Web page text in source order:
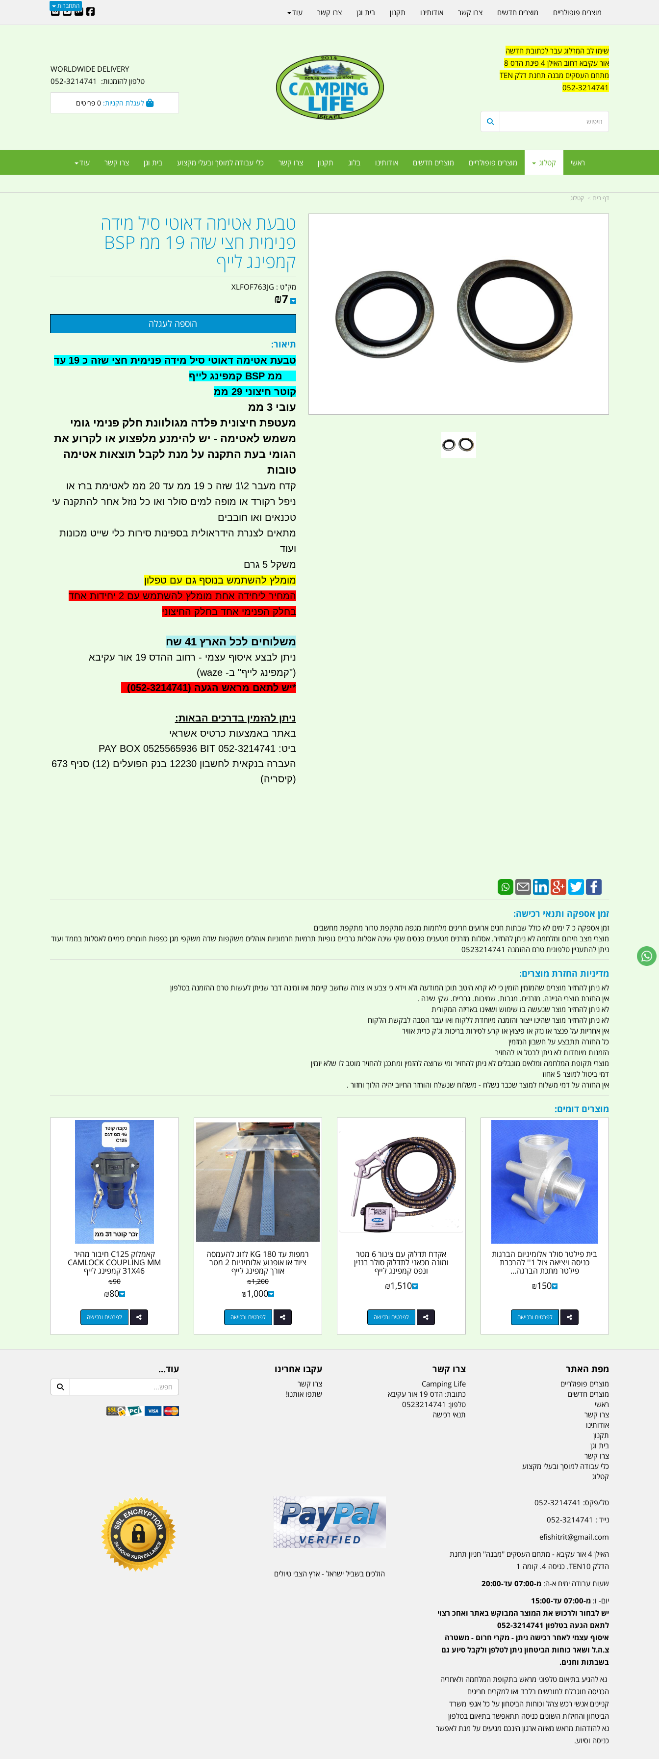
התחברות
שימו לב המרלוג עבר לכתובת חדשה
אור עקיבא רחוב האילן 4 פינת הדס 8
מתחם העסקים מבנה תחנת דלק TEN
052-3214741
WORLDWIDE DELIVERY
טלפון להזמנות: 052-3214741
0
ראשי קטלוג מוצרים פופולריים מוצרים חדשים אודותינו בלוג תקנון צרו קשר כלי עבודה למוסך ובעלי מקצוע בית וגן צרו קשר עוד
מוצרים פופולריים מוצרים חדשים צרו קשר אודותינו תקנון בית וגן צרו קשר עוד
דף בית קטלוג
טבעת אטימה דאוטי סיל מידה
פנימית חצי שזה 19 ממ BSP
קמפינג לייף
מק"ט : XLFOF763JG
₪7
תיאור:
טבעת אטימה דאוטי סיל מידה פנימית חצי שזה כ 19 עד
ף
קוטר חיצוני 29 ממ
עובי 3 ממ
מעטפת חיצונית פלדה מגולוונת חלק פנימי גומי
משמש לאטימה - יש להימנע מלפצוע או לקרוע את
הגומי בעת התקנה על מנת לקבל תוצאות אטימה
טובות
קדח מעבר 2\1 שזה כ 19 ממ עד 20 ממ לאטימת ברז או
ניפל רקורד או מופה למים סולר ואו כל נוזל אחר להתקנה עי
טכנאים ואו חובבים
מתאים לצנרת הידראולית בספינות סירות כלי שייט מכונות
ועוד
משקל 5 גרם
מומלץ להשתמש בנוסף גם עם טפלון
המחיר ליחידה אחת מומלץ להשתמש עם 2 יחידות אחד
בחלק הפנימי אחד בחלק החיצוני
משלוחים לכל הארץ 41 שח
ניתן לבצע איסוף עצמי - רחוב ההדס 19 אור עקיבא
("קמפינג לייף" ב- waze)
*יש לתאם מראש הגעה (052-3214741)
ניתן להזמין בדרכים הבאות:
באתר באמצעות כרטיס אשראי
ביט: 052-3214741 PAY BOX 0525565936 BIT
העברה בנקאית לחשבון 12230 בנק הפועלים (12) סניף 673
(קיסריה)
זמן אספקה ותנאי רכישה:
זמן אספקה כ 7 ימים לא כולל שבתות חגים ארועים חריגים מלחמות מגפה מתקפת טרור מתקפת מחשבים
מוצרי מצב חירום ומלחמה לא ניתן להחזיר. אסלות מזרנים מטענים פנסים שקי שינה אסלות גרביים גופיות תרמיות חרמוניות אוהלים משקפות שדה משקפי מגן כפפות חומרים כימיים לאסלות בממד ועוד
ניתן להתעניין טלפונית טרם ההזמנה 0523214741
מדיניות החזרת מוצרים:
לא ניתן להחזיר מוצרים שהמזמין הזמין כי לא קרא היטב תוכן המודעה ולא וידא כי צבע או צורה שחשב קיימת ואו זמינה דבר שניתן לעשות טרם ההזמנה בטלפון
אין החזרת מוצרי הגיינה. מזרנים. מגבות. שמיכות. גרביים. שקי שינה .
לא ניתן להחזיר מוצר שנעשה בו שימוש ושאינו באריזה המקורית
לא ניתן להחזיר מוצר שהינו ייצור והזמנה מיוחדת ללקוח ואו עבר הסבה לבקשת הלקוח
אין אחריות על פנצר או נזק או פיצוץ או קרע לסירות בריכות וג'ק כרית אוויר
כל החזרה תתבצע על חשבון המזמין
הזמנות מיוחדות לא ניתן לבטל או להחזיר
מוצרי תקופת המלחמה ומלאים מוגבלים לא ניתן להחזיר ומי שרוצה להזמין ומתכנן להחזיר מוטב לו שלא יזמין
דמי ביטול למוצר 5 אחוז
אין החזרה על דמי משלוח למוצר שכבר נשלח - משלוח שנשלח והוחזר החיוב יהיה הלוך וחזור .
מוצרים דומים:
בית פילטר סולר אלומיניום הברגות
כניסה ויציאה צול 1'' להרכבת
פילטר מתכת הברגה...
₪150
לפרטים ורכישה
אקדח תדלוק עם צינור 6 מטר
ומונה מכאני לתדלוק סולר בנזין
ונפט קמפינג לייף
₪1,510
לפרטים ורכישה
רמפות עד 180 KG לזוג להעמסה
ציוד או אופנוע אלומיניום 2 מטר
אורך קמפינג לייף
₪1,200
₪1,000
לפרטים ורכישה
קאמלוק C125 חיבור מהיר
CAMLOCK COUPLING MM
31X46 קמפינג לייף
₪90
₪80
לפרטים ורכישה
מפת האתר
מוצרים פופולריים
מוצרים חדשים
ראשי
צרו קשר
אודותינו
תקנון
בית וגן
צרו קשר
כלי עבודה למוסך ובעלי מקצוע
קטלוג
צרו קשר
Camping Life
כתובת: הדס 19 אור עקיבא
טלפון: 0523214741
תנאי רכישה
עקבו אחרינו
צרו קשר
שתפו אותנו!
עוד...
טל/פקס: 052-3214741
נייד : 052-3214741
efishitrit@gmail.com
האילן 4 אור עקיבא - מתחם העסקים ''מבנה'' חניון תחנת
הדלק TEN10. כניסה 4. קומה 1
שעות עבודה ימים א-ה: מ-07:00 עד-20:00
יום- ו: מ-07:00 עד-15:00
יש לבחור ולרכוש את המוצר המבוקש באתר ואחכ רצוי
לתאם הגעה בטלפון 052-3214741
איסוף עצמי לאחר רכישה ניתן - מקרי חרום - משטרה
צ.ה.ל ושאר כוחות הביטחון ניתן לטלפן ולקבל סיוע גם
בשבתות וחגים.
נא להגיע בתיאום טלפוני מראש בתקופת המלחמה ולאחריה
הכניסה מוגבלת למורשים בלבד ואו למקרים חריגים
קניינים אנשי רכש צהל וכוחות הביטחון על כל אגפי משרד
הביטחון והחילות השונים כניסה תתאפשר בתיאום בטלפון
נא להזדהות מראש מאיזה ארגון הינכם מגיעים על מנת לאפשר
כניסה וסיוע.
הולכים בשביל ישראל - ארץ הצבי טיולים